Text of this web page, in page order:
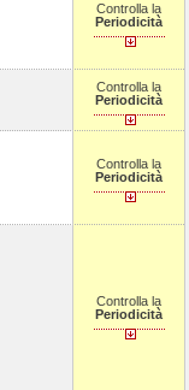
Controlla la
Periodicità
Controlla la
Periodicità
Controlla la
Periodicità
Controlla la
Periodicità